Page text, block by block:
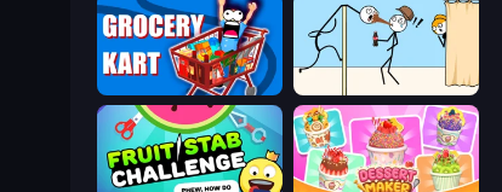
Grocery Kart Gomu Goman